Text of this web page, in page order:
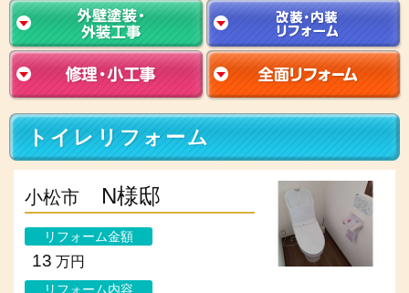
トイレリフォーム
小松市 N様邸
リフォーム金額
13 万円
リフォーム内容